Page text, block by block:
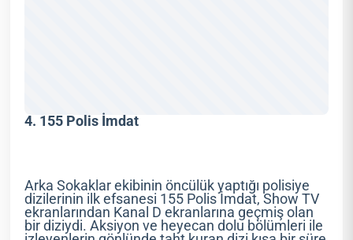
4. 155 Polis İmdat
Arka Sokaklar ekibinin öncülük yaptığı polisiye
dizilerinin ilk efsanesi 155 Polis İmdat, Show TV
ekranlarından Kanal D ekranlarına geçmiş olan
bir diziydi. Aksiyon ve heyecan dolu bölümleri ile